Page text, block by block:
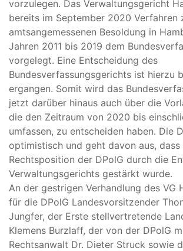
vorzulegen. Das Verwaltungsgericht
bereits im September 2020 Verfahren
amtsangemessenen Besoldung in
Jahren 2011 bis 2019 dem
vorgelegt. Eine Entscheidung des
Bundesverfassungsgerichts ist hierzu
ergangen. Somit wird das
jetzt darüber hinaus auch über die
die den Zeitraum von 2020 bis
umfassen, zu entscheiden haben. Die
optimistisch und geht davon aus, dass
Rechtsposition der DPolG durch die
Verwaltungsgerichts gestärkt wurde.
An der gestrigen Verhandlung des VG
für die DPolG Landesvorsitzender
Jungfer, der Erste stellvertretende
Klemens Burzlaff, der von der DPolG
Rechtsanwalt Dr. Dieter Struck sowie